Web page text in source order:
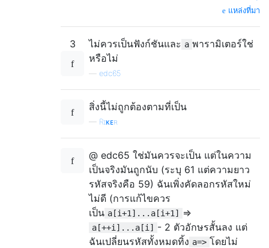
แหล่งที่มา
3 ไม่ควรเป็นฟังก์ชันและ a พารามิเตอร์ใช่
หรือไม่
edc65
สิ่งนี้ไม่ถูกต้องตามที่เป็น
— Rɪᴋᴇʀ
@ edc65 ใช่มันควรจะเป็น แต่ในความ
เป็นจริงมันถูกนับ (ระบุ 61 แต่ความยาว
รหัสจริงคือ 59) ฉันเพิ่งคัดลอกรหัสใหม่
ไม่ดี (การแก้ไขควร
เป็น a[i+1]...a[i+1] =>
a[++i]...a[i]
- 2 ตัวอักษรสั้นลง แต่
ฉันเปลี่ยนรหัสทั้งหมดทิ้ง a=> โดยไม่